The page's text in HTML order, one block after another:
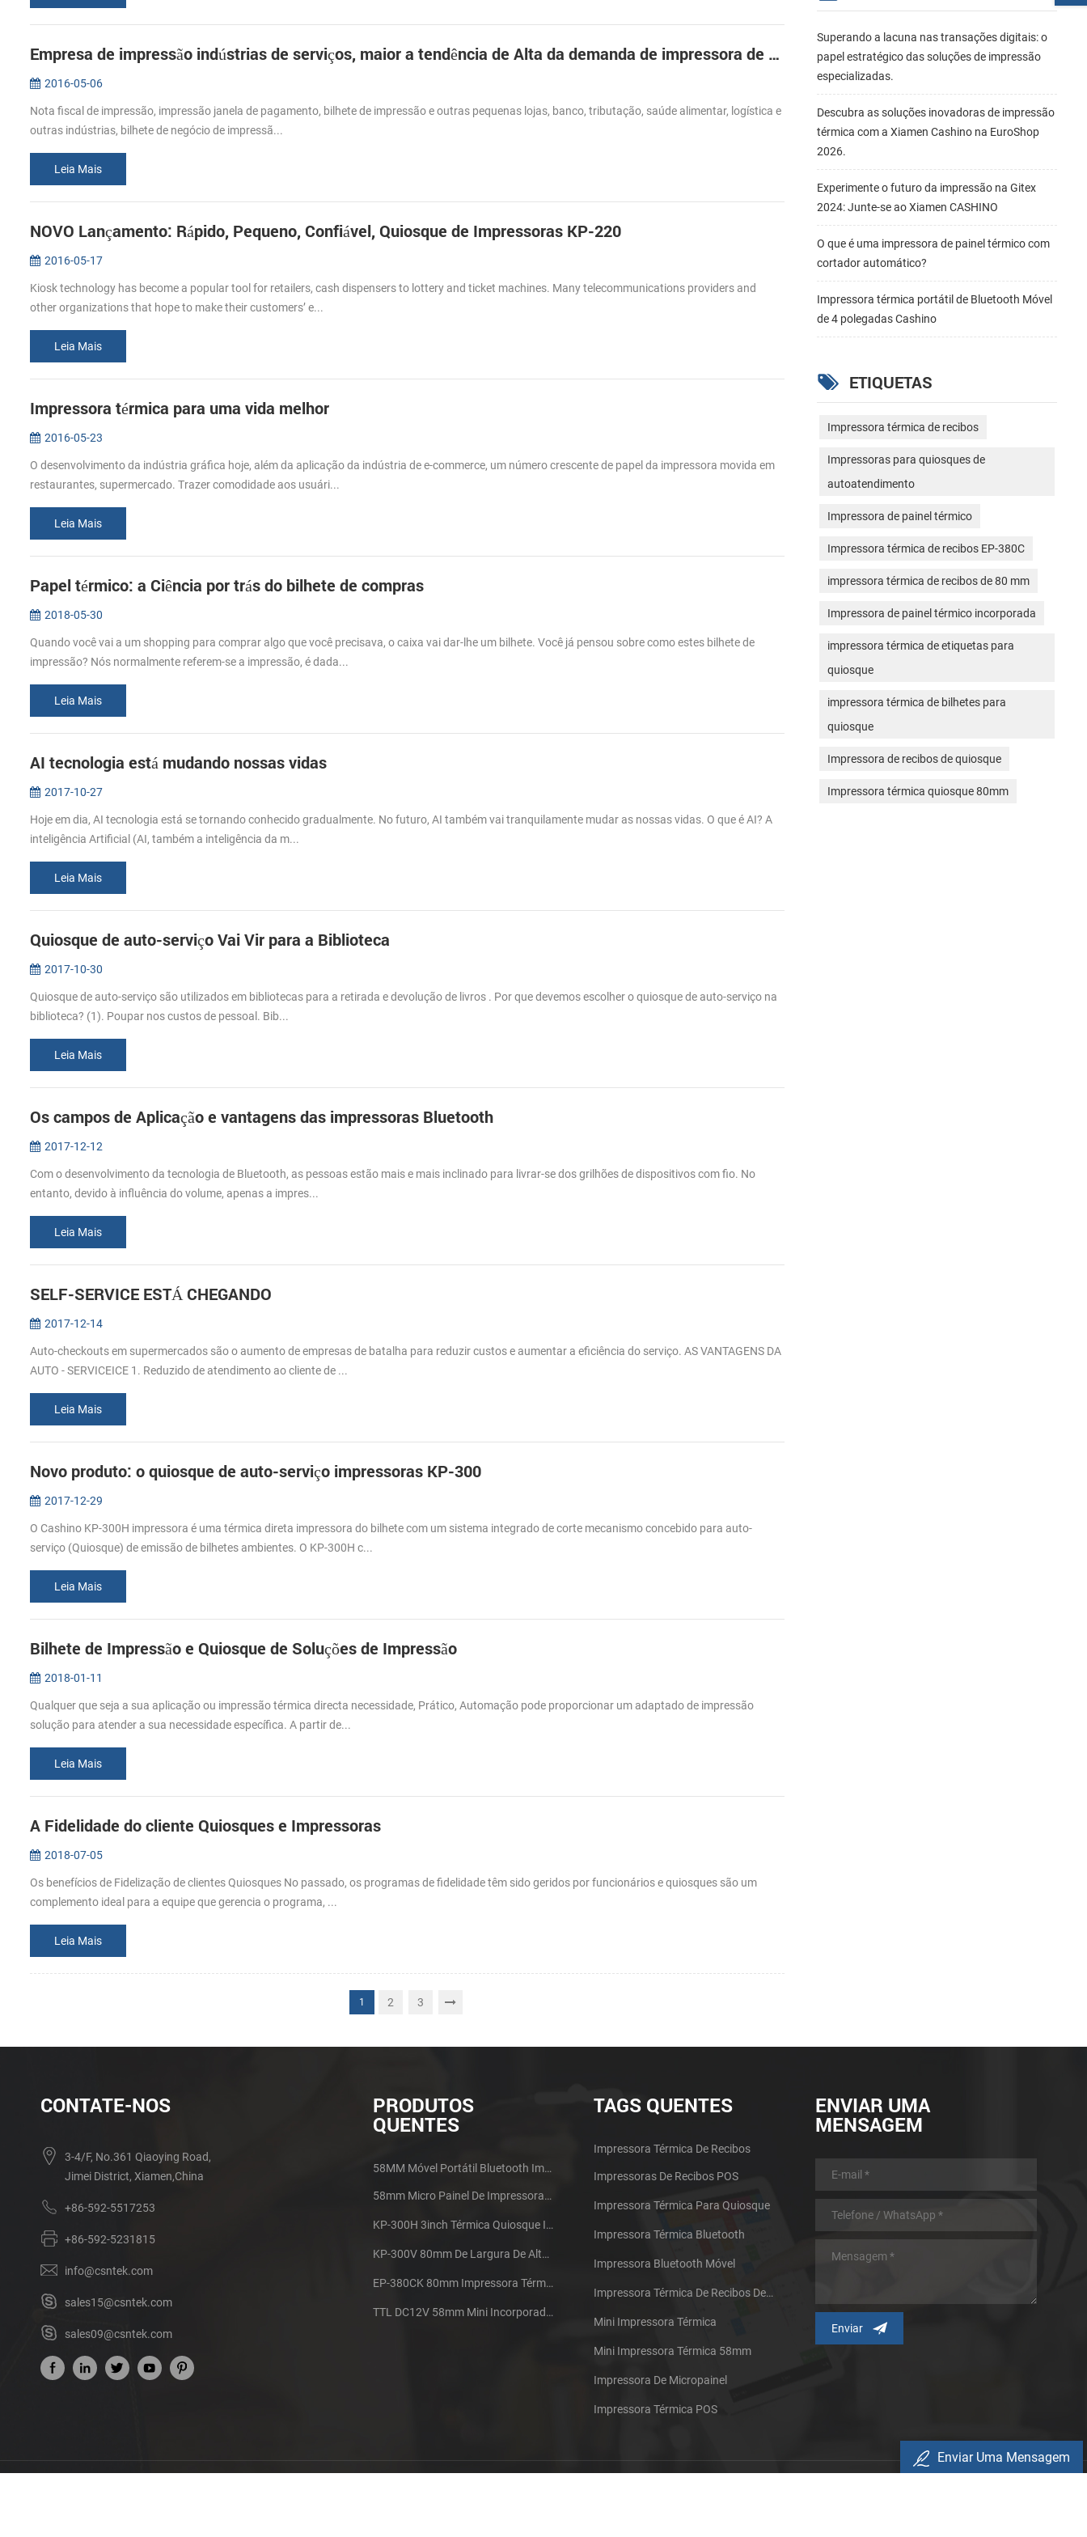
Empresa de impressão indústrias de serviços, maior a tendência de Alta da demanda de impressora de recibos
2016-05-06
Nota fiscal de impressão, impressão janela de pagamento, bilhete de impressão e outras pequenas lojas, banco, tributação, saúde alimentar, logística e
outras indústrias, bilhete de negócio de impressã...
Leia Mais
NOVO Lançamento: Rápido, Pequeno, Confiável, Quiosque de Impressoras KP-220
2016-05-17
Kiosk technology has become a popular tool for retailers, cash dispensers to lottery and ticket machines. Many telecommunications providers and
other organizations that hope to make their customers’ e...
Leia Mais
Impressora térmica para uma vida melhor
2016-05-23
O desenvolvimento da indústria gráfica hoje, além da aplicação da indústria de e-commerce, um número crescente de papel da impressora movida em
restaurantes, supermercado. Trazer comodidade aos usuári...
Leia Mais
Papel térmico: a Ciência por trás do bilhete de compras
2018-05-30
Quando você vai a um shopping para comprar algo que você precisava, o caixa vai dar-lhe um bilhete. Você já pensou sobre como estes bilhete de
impressão? Nós normalmente referem-se a impressão, é dada...
Leia Mais
AI tecnologia está mudando nossas vidas
2017-10-27
Hoje em dia, AI tecnologia está se tornando conhecido gradualmente. No futuro, AI também vai tranquilamente mudar as nossas vidas. O que é AI? A
inteligência Artificial (AI, também a inteligência da m...
Leia Mais
Quiosque de auto-serviço Vai Vir para a Biblioteca
2017-10-30
Quiosque de auto-serviço são utilizados em bibliotecas para a retirada e devolução de livros . Por que devemos escolher o quiosque de auto-serviço na
biblioteca? (1). Poupar nos custos de pessoal. Bib...
Leia Mais
Os campos de Aplicação e vantagens das impressoras Bluetooth
2017-12-12
Com o desenvolvimento da tecnologia de Bluetooth, as pessoas estão mais e mais inclinado para livrar-se dos grilhões de dispositivos com fio. No
entanto, devido à influência do volume, apenas a impres...
Leia Mais
SELF-SERVICE ESTÁ CHEGANDO
2017-12-14
Auto-checkouts em supermercados são o aumento de empresas de batalha para reduzir custos e aumentar a eficiência do serviço. AS VANTAGENS DA
AUTO - SERVICEICE 1. Reduzido de atendimento ao cliente de ...
Leia Mais
Novo produto: o quiosque de auto-serviço impressoras KP-300
2017-12-29
O Cashino KP-300H impressora é uma térmica direta impressora do bilhete com um sistema integrado de corte mecanismo concebido para auto-
serviço (Quiosque) de emissão de bilhetes ambientes. O KP-300H c...
Leia Mais
Bilhete de Impressão e Quiosque de Soluções de Impressão
2018-01-11
Qualquer que seja a sua aplicação ou impressão térmica directa necessidade, Prático, Automação pode proporcionar um adaptado de impressão
solução para atender a sua necessidade específica. A partir de...
Leia Mais
A Fidelidade do cliente Quiosques e Impressoras
2018-07-05
Os benefícios de Fidelização de clientes Quiosques No passado, os programas de fidelidade têm sido geridos por funcionários e quiosques são um
complemento ideal para a equipe que gerencia o programa, ...
Leia Mais
1 2 3
Superando a lacuna nas transações digitais: o
papel estratégico das soluções de impressão
especializadas.
Descubra as soluções inovadoras de impressão
térmica com a Xiamen Cashino na EuroShop
2026.
Experimente o futuro da impressão na Gitex
2024: Junte-se ao Xiamen CASHINO
O que é uma impressora de painel térmico com
cortador automático?
Impressora térmica portátil de Bluetooth Móvel
de 4 polegadas Cashino
ETIQUETAS
Impressora térmica de recibos
Impressoras para quiosques de
autoatendimento
Impressora de painel térmico
Impressora térmica de recibos EP-380C
impressora térmica de recibos de 80 mm
Impressora de painel térmico incorporada
impressora térmica de etiquetas para
quiosque
impressora térmica de bilhetes para
quiosque
Impressora de recibos de quiosque
Impressora térmica quiosque 80mm
CONTATE-NOS
3-4/F, No.361 Qiaoying Road,
Jimei District, Xiamen,China
+86-592-5517253
+86-592-5231815
info@csntek.com
sales15@csntek.com
sales09@csntek.com
PRODUTOS
QUENTES
58MM Móvel Portátil Bluetooth Impressora Térmica PTP-II
58mm Micro Painel De Impressora De Recibos Térmica CSN-A1
KP-300H 3inch Térmica Quiosque Impressora Módulo De
KP-300V 80mm De Largura De Alta Velocidade Quiosque Impressora Térmica
EP-380CK 80mm Impressora Térmica Com Tampa De Bloqueio
TTL DC12V 58mm Mini Incorporado Táxi Impressora Térmica De Recibos
TAGS QUENTES
Impressora Térmica De Recibos
Impressoras De Recibos POS
Impressora Térmica Para Quiosque
Impressora Térmica Bluetooth
Impressora Bluetooth Móvel
Impressora Térmica De Recibos De Micro Painel
Mini Impressora Térmica
Mini Impressora Térmica 58mm
Impressora De Micropainel
Impressora Térmica POS
ENVIAR UMA
MENSAGEM
Enviar Uma Mensagem